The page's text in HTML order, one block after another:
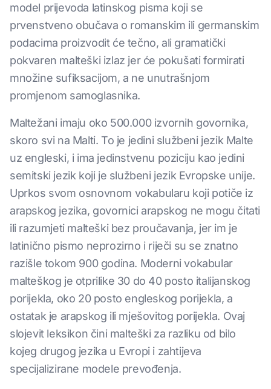
model prijevoda latinskog pisma koji se
prvenstveno obučava o romanskim ili germanskim
podacima proizvodit će tečno, ali gramatički
pokvaren malteški izlaz jer će pokušati formirati
množine sufiksacijom, a ne unutrašnjom
promjenom samoglasnika.
Maltežani imaju oko 500.000 izvornih govornika,
skoro svi na Malti. To je jedini službeni jezik Malte
uz engleski, i ima jedinstvenu poziciju kao jedini
semitski jezik koji je službeni jezik Evropske unije.
Uprkos svom osnovnom vokabularu koji potiče iz
arapskog jezika, govornici arapskog ne mogu čitati
ili razumjeti malteški bez proučavanja, jer im je
latinično pismo neprozirno i riječi su se znatno
razišle tokom 900 godina. Moderni vokabular
malteškog je otprilike 30 do 40 posto italijanskog
porijekla, oko 20 posto engleskog porijekla, a
ostatak je arapskog ili mješovitog porijekla. Ovaj
slojevit leksikon čini malteški za razliku od bilo
kojeg drugog jezika u Evropi i zahtijeva
specijalizirane modele prevođenja.